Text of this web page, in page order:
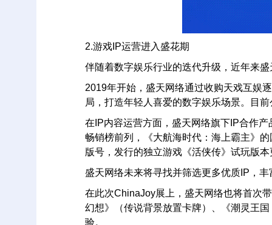
2.游戏IP运营进入盛花期
伴随着数字娱乐行业的迭代升级，近年来
2019年开始，盛天网络通过收购天戏互娱
局，打造年轻人喜爱的数字娱乐场景。目
在IP内容运营方面，盛天网络旗下IP合作
畅销榜前列，《大航海时代：海上霸主》
版号，发行的独立游戏《活侠传》试玩版
盛天网络未来将寻找并筛选更多优质IP，
在此次ChinaJoy展上，盛天网络也将首次
幻想》（传说背景放置卡牌）、《潮灵王
验。